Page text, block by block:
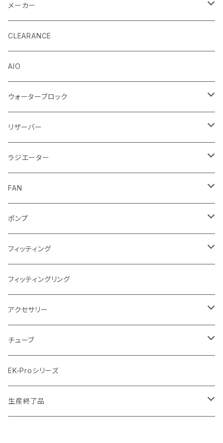
メーカー
EK by LM Tek
Stealkey Customs (coming soon)
CLEARANCE
AIO
ウォーターブロック
CPUウォーターブロック
Intel
AMD
GPUウォーターブロック
NVIDIA
AMD
モノブロック
リザーバー
EK-RESチューブ（交換用）
EK-D5 Series
ディストロプレート
ラジエーター
ラジエーターサイズ240mm
ラジエーターサイズ280mm
ラジエーターサイズ360mm
ラジエーターサイズ420mm
ラジエーターサイズ480mm
ラジエーターサイズ560mm
FAN
FANサイズ120mm
FANサイズ140mm
ポンプ
ディストロプレート
フィッティング
ニッケル Nickel
サテンチタン SatinTitan
ブラック Black
ブラックニッケル BlackNickel
ゴールド Gold
フィッティングリング
アクセサリー
クーラント
マウスパッド
ツール
チューブ
材質
ハード（PETG）
サイズ（OD:外径 / ID:内径）
EK-Proシリーズ
生産終了品